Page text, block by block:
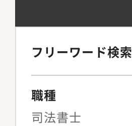
フリーワード検索
職種
司法書士